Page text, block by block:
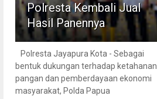
Polresta Kembali Jual
Hasil Panennya
Polresta Jayapura Kota - Sebagai
bentuk dukungan terhadap ketahanan
pangan dan pemberdayaan ekonomi
masyarakat, Polda Papua